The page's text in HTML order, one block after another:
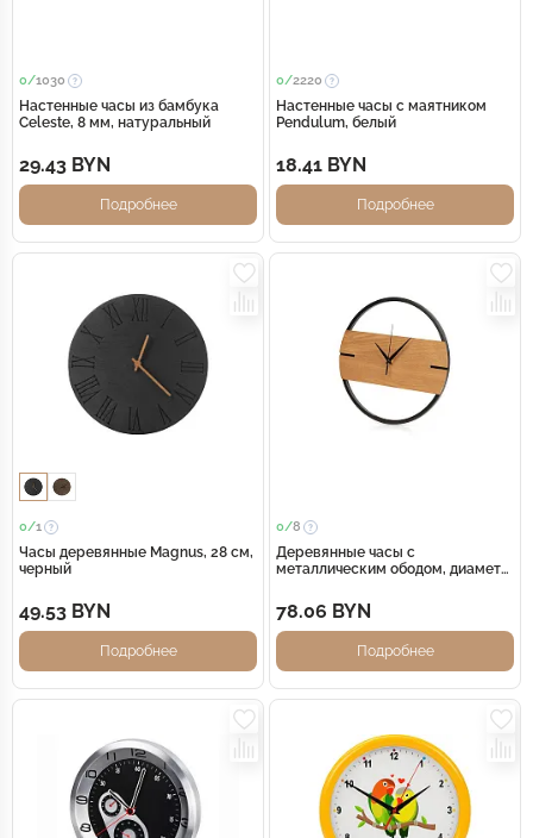
0/1030
Настенные часы из бамбука
Celeste, 8 мм, натуральный
29.43 BYN
Подробнее
0/2220
Настенные часы с маятником
Pendulum, белый
18.41 BYN
Подробнее
0/1
Часы деревянные Magnus, 28 см,
черный
49.53 BYN
Подробнее
0/8
Деревянные часы с
металлическим ободом, диаметр
горизонтальные, натуральный/
черн
78.06 BYN
Подробнее